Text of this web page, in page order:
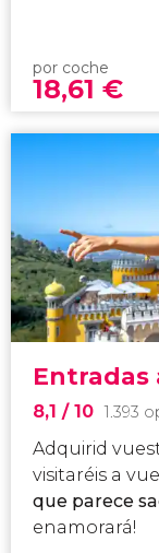
por coche
18,61 €
Entradas
8,1 / 10 1.393
Adquirid
visitaréis a
que parece
enamorará!